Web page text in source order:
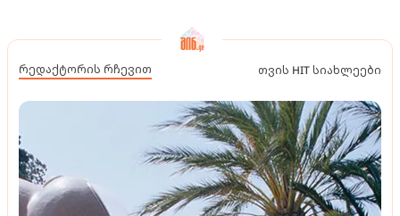
რედაქტორის რჩევით თვის HIT სიახლეები